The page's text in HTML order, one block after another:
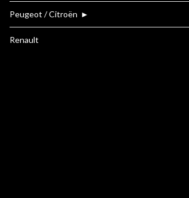
Peugeot / Citroën ►
Renault